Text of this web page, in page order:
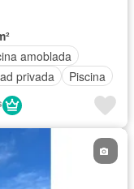
amoblada
privada Piscina